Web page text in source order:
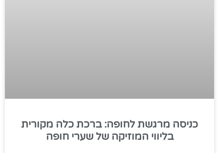
כניסה מרגשת לחופה: ברכת כלה מקורית
בליווי המוזיקה של שערי חופה